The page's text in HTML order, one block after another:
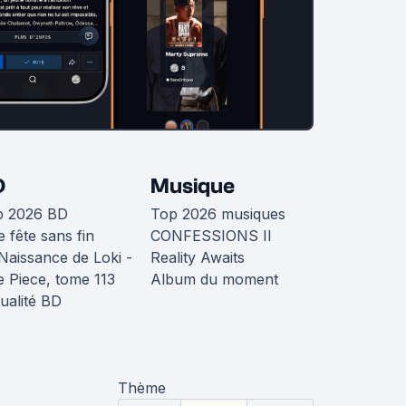
2026 BD
fête sans fin
de Loki -
Piece, tome 113
BD
Musique
Top 2026 musiques
CONFESSIONS II
Reality Awaits
Album du moment
Thème